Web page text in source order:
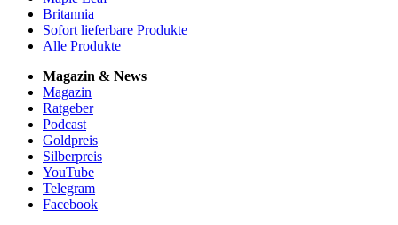
Britannia
Sofort lieferbare Produkte
Alle Produkte
Magazin & News
Magazin
Ratgeber
Podcast
Goldpreis
Silberpreis
YouTube
Telegram
Facebook